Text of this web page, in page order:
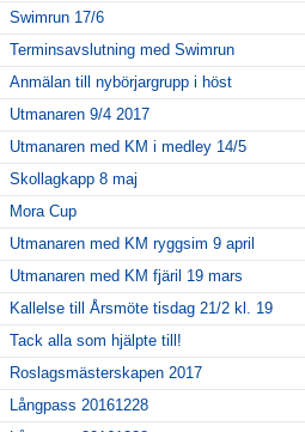
Swimrun 17/6
Terminsavslutning med Swimrun
Anmälan till nybörjargrupp i höst
Utmanaren 9/4 2017
Utmanaren med KM i medley 14/5
Skollagkapp 8 maj
Mora Cup
Utmanaren med KM ryggsim 9 april
Utmanaren med KM fjäril 19 mars
Kallelse till Årsmöte tisdag 21/2 kl. 19
Tack alla som hjälpte till!
Roslagsmästerskapen 2017
Långpass 20161228